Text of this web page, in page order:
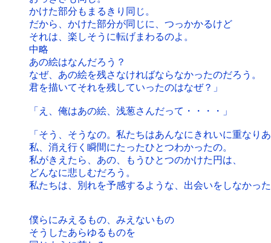
かけた部分もまるきり同じ。
だから、かけた部分が同じに、つっかかるけど
それは、楽しそうに転げまわるのよ。
中略
あの絵はなんだろう？
なぜ、あの絵を残さなければならなかったのだろう。
君を描いてそれを残していったのはなぜ？」
「え、俺はあの絵、浅葱さんだって・・・・」
「そう、そうなの。私たちはあんなにきれいに重なり
私、消え行く瞬間にたったひとつわかったの。
私がきえたら、あの、もうひとつのかけた円は、
どんなに悲しむだろう。
私たちは、別れを予感するような、出会いをしなかっ
僕らにみえるもの、みえないもの
そうしたあらゆるものを